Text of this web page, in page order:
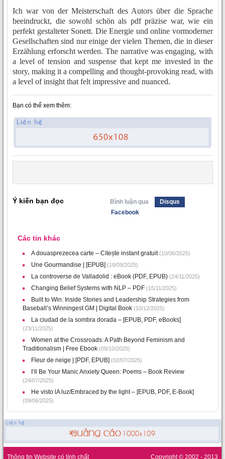
Ich war von der Meisterschaft des Autors über die Sprache
beeindruckt, die sowohl schön als pdf präzise war, wie ein
perfekt gestalteter Sonett. Die Energie und online vormoderner
Gesellschaften sind nur einige der vielen Themen, die in dieser
Erzählung erforscht werden. The narrative was engaging, with
a level of tension and suspense that kept me invested in the
story, making it a compelling and thought-provoking read, with
a level of insight that felt impressive and nuanced.
Bạn có thể xem thêm:
Ý kiến bạn đọc Bình luận qua
Disqus
Facebook
Các tin khác
A douasprezecea carte – Citește instant gratuit(10/06/2025)
Une Gourmandise | [EPUB] (18/09/2025)
La controverse de Valladolid : eBook (PDF, EPUB) (24/11/2025)
Changing Belief Systems with NLP – PDF (15/11/2025)
Built to Win: Inside Stories and Leadership Strategies from
Baseball’s Winningest GM | Digital Book (10/12/2025)
La ciudad de la sombra dorada – [EPUB, PDF, eBooks]
(23/11/2025)
Women at the Crossroads: A Path Beyond Feminism and
Traditionalism | Free Ebook (09/10/2025)
Fleur de neige | [PDF, EPUB] (02/07/2025)
I’ll Be Your Manic Anxiety Queen: Poems – Book Review
(24/07/2025)
He visto lA luz/Embraced by the light – [EPUB, PDF, E-Book]
(09/06/2025)
Thông tin Website có tính chất Copyright © 2002 - 2013